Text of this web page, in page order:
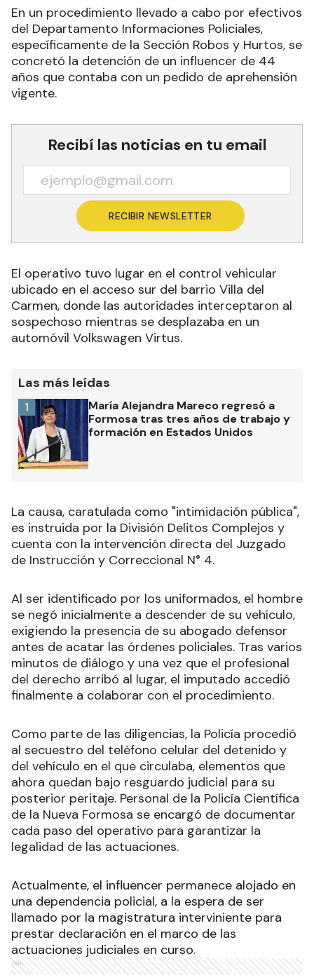
En un procedimiento llevado a cabo por efectivos
del Departamento Informaciones Policiales,
específicamente de la Sección Robos y Hurtos, se
concretó la detención de un influencer de 44
años que contaba con un pedido de aprehensión
vigente.
Recibí las noticias en tu email
RECIBIR NEWSLETTER
El operativo tuvo lugar en el control vehicular
ubicado en el acceso sur del barrio Villa del
Carmen, donde las autoridades interceptaron al
sospechoso mientras se desplazaba en un
automóvil Volkswagen Virtus.
Las más leídas
María Alejandra Mareco regresó a
Formosa tras tres años de trabajo y
formación en Estados Unidos
1
La causa, caratulada como "intimidación pública",
es instruida por la División Delitos Complejos y
cuenta con la intervención directa del Juzgado
de Instrucción y Correccional N° 4.
Al ser identificado por los uniformados, el hombre
se negó inicialmente a descender de su vehículo,
exigiendo la presencia de su abogado defensor
antes de acatar las órdenes policiales. Tras varios
minutos de diálogo y una vez que el profesional
del derecho arribó al lugar, el imputado accedió
finalmente a colaborar con el procedimiento.
Como parte de las diligencias, la Policía procedió
al secuestro del teléfono celular del detenido y
del vehículo en el que circulaba, elementos que
ahora quedan bajo resguardo judicial para su
posterior peritaje. Personal de la Policía Científica
de la Nueva Formosa se encargó de documentar
cada paso del operativo para garantizar la
legalidad de las actuaciones.
Actualmente, el influencer permanece alojado en
una dependencia policial, a la espera de ser
llamado por la magistratura interviniente para
prestar declaración en el marco de las
actuaciones judiciales en curso.
Ads